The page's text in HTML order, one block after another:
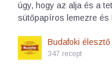
úgy, hogy az alja és a
sütőpapíros lemezre
Budafoki élesztő
347 recept